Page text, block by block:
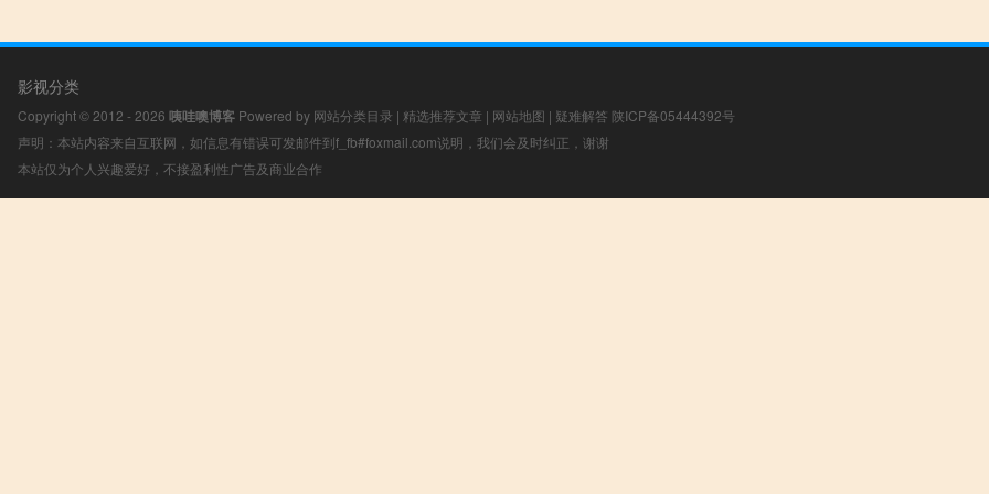
影视分类
Copyright © 2012 - 2026 咦哇噢博客 Powered by 网站分类目录 | 精选推荐文章 | 网站地图 | 疑难解答 陕ICP备05444392号
声明：本站内容来自互联网，如信息有错误可发邮件到f_fb#foxmail.com说明，我们会及时纠正，谢谢
本站仅为个人兴趣爱好，不接盈利性广告及商业合作